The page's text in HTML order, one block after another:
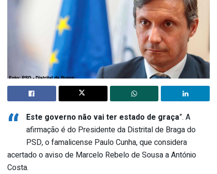
“ Este governo não vai ter estado de graça”. A
afirmação é do Presidente da Distrital de Braga do
PSD, o famalicense Paulo Cunha, que considera
acertado o aviso de Marcelo Rebelo de Sousa a António
Costa.